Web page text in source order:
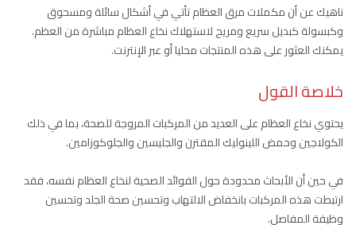
ناهيك عن أن مكملات مرق العظام تأتي في أشكال سائلة ومسحوق
وكبسولة كبديل سريع ومريح لاستهلاك نخاع العظام مباشرة من العظم.
يمكنك العثور على هذه المنتجات محليا أو عبر الإنترنت.
خلاصة القول
يحتوي نخاع العظام على العديد من المركبات المروجة للصحة، بما في ذلك
الكولاجين وحمض اللينوليك المقترن والجليسين والجلوكوزامين.
في حين أن الأبحاث محدودة حول الفوائد الصحية لنخاع العظام نفسه، فقد
ارتبطت هذه المركبات بانخفاض الالتهاب وتحسين صحة الجلد وتحسين
وظيفة المفاصل.